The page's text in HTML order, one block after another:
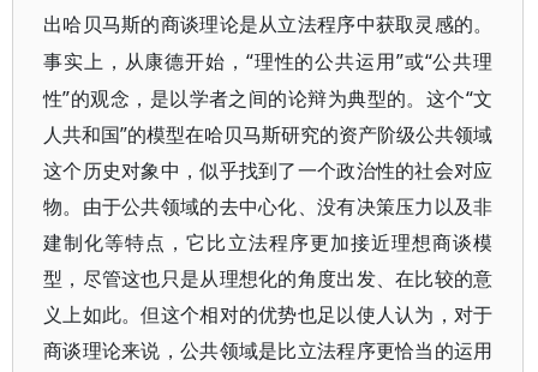
出哈贝马斯的商谈理论是从立法程序中获取灵感的。
事实上，从康德开始， “理性的公共运用”或“公共理
性”的观念，是以学者之间的论辩为典型的。这个“文
人共和国”的模型在哈贝马斯研究的资产阶级公共领域
这个历史对象中，似乎找到了一个政治性的社会对应
物。由于公共领域的去中心化、没有决策压力以及非
建制化等特点，它比立法程序更加接近理想商谈模
型，尽管这也只是从理想化的角度出发、在比较的意
义上如此。但这个相对的优势也足以使人认为，对于
商谈理论来说，公共领域是比立法程序更恰当的运用